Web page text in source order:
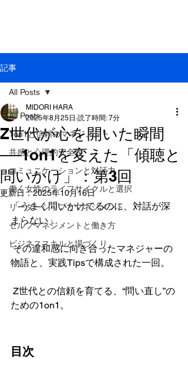
記事
All Posts
1on1と信頼のマネジメント
共感と心理的安全性
コミュニケーションと対話力
働く女性のライフサイクルと選択
リーダーシップとマネジメント
セルフマネジメントと働き方
ビジネススキルと場づくり
All Posts
Z世代が心を開いた瞬間
──1on1を変えた「傾聴と
問いかけ」：第3回
MIDORI HARA
2025年8月25日 読了時間: 7分
更新日：2025年10月16日
「うまく問いかけてるのに、対話が深
まらない」
その違和感に向き合ったマネジャーの
物語と、実践Tipsで構成された一回。
ための1on1。
目次